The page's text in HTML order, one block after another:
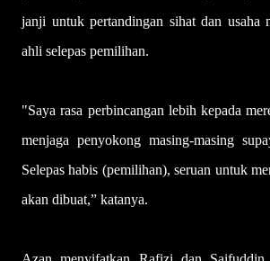
janji untuk pertandingan sihat dan usaha
ahli selepas pemilihan.
"Saya rasa perbincangan lebih kepada
menjaga penyokong masing-masing
Selepas habis (pemilihan), seruan untuk
akan dibuat,” katanya.